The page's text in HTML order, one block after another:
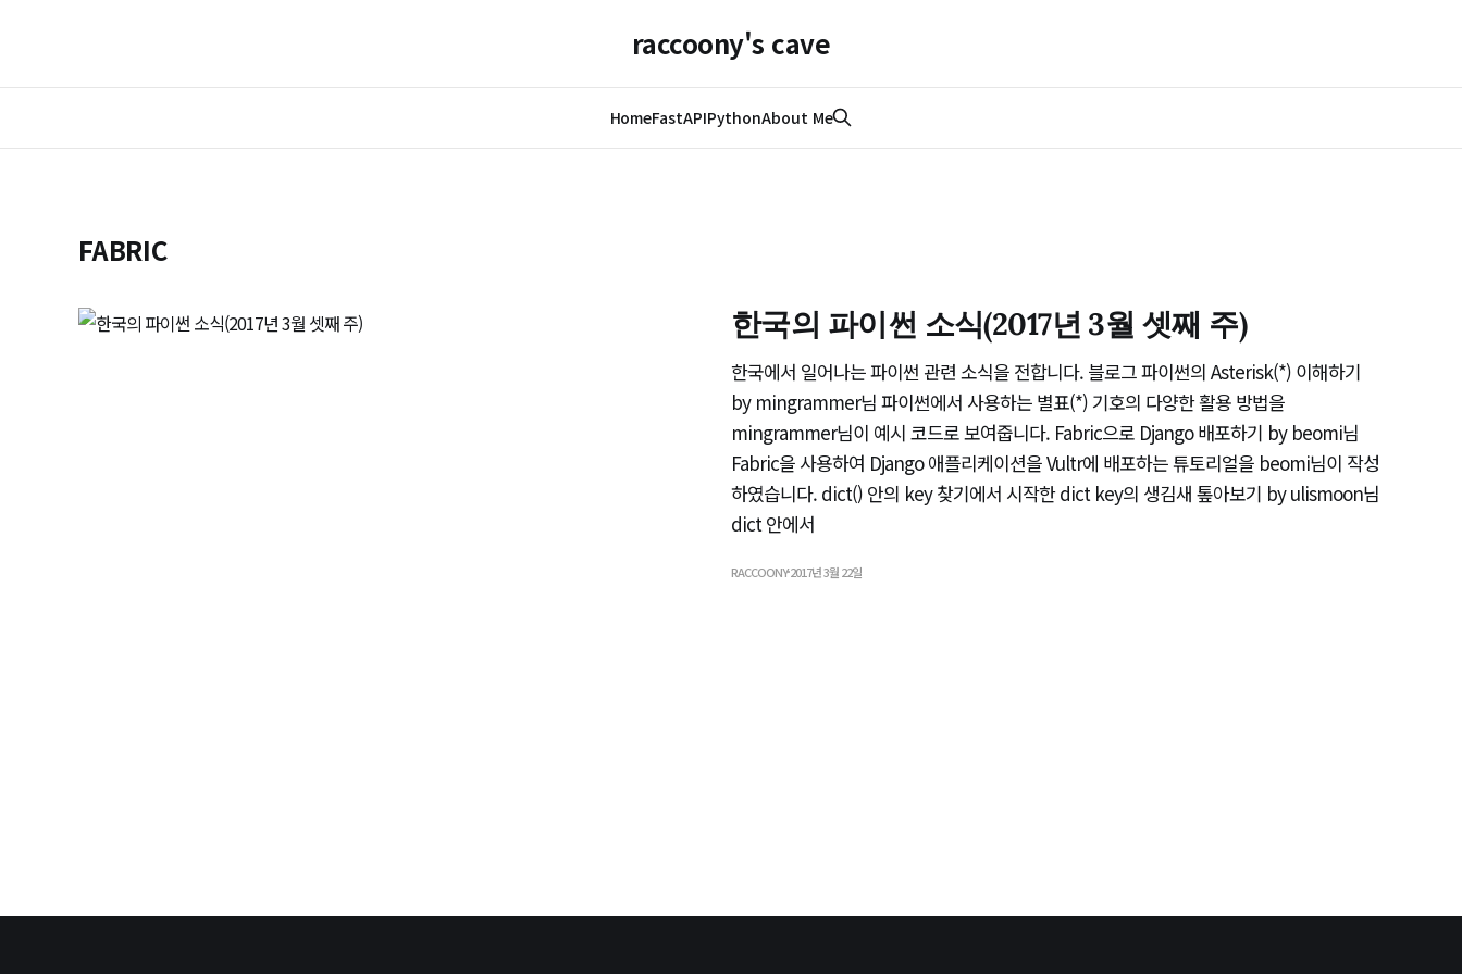
raccoony's cave
HomeFastAPIPythonAbout Me
FABRIC
한국의 파이썬 소식(2017년 3월 셋째 주)
한국에서 일어나는 파이썬 관련 소식을 전합니다. 블로그 파이썬의 Asterisk(*) 이해하기
by mingrammer님 파이썬에서 사용하는 별표(*) 기호의 다양한 활용 방법을
mingrammer님이 예시 코드로 보여줍니다. Fabric으로 Django 배포하기 by beomi님
Fabric을 사용하여 Django 애플리케이션을 Vultr에 배포하는 튜토리얼을 beomi님이 작성
하였습니다. dict() 안의 key 찾기에서 시작한 dict key의 생김새 톺아보기 by ulismoon님
dict 안에서
RACCOONY2017년 3월 22일